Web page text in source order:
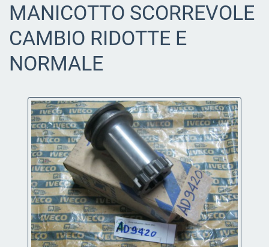
MANICOTTO SCORREVOLE
CAMBIO RIDOTTE E
NORMALE